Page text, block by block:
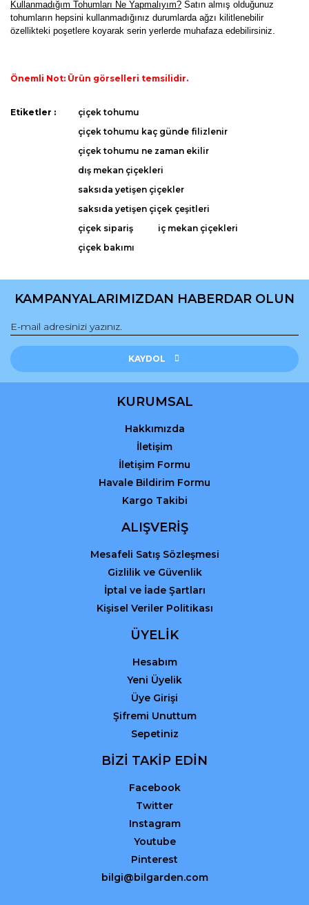
Kullanmadığım Tohumları Ne Yapmalıyım? Satın almış olduğunuz
tohumların hepsini kullanmadığınız durumlarda ağzı kilitlenebilir
özellikteki poşetlere koyarak serin yerlerde muhafaza edebilirsiniz.
Önemli Not: Ürün görselleri temsilidir.
Bu ürüne ilk yorumu siz yapın!
Yorum Yaz
Bu ürünün fiyat bilgisi, resim, ürün açıklamalarında ve diğer
kullanarak tarafımıza iletebilirsiniz.
Görüş ve önerileriniz için teşekkür ederiz.
Ürün resmi kalitesiz, bozuk veya görüntülenemiyor.
Ürün açıklamasında eksik bilgiler bulunuyor.
Ürün bilgilerinde hatalar bulunuyor.
Ürün fiyatı diğer sitelerden daha pahalı.
Etiketler :
çiçek tohumu
çiçek tohumu kaç günde filizlenir
çiçek tohumu ne zaman ekilir
dış mekan çiçekleri
saksıda yetişen çiçekler
saksıda yetişen çiçek çeşitleri
çiçek sipariş
iç mekan çiçekleri
çiçek bakımı
KAMPANYALARIMIZDAN HABERDAR OLUN
KAYDOL
KURUMSAL
Hakkımızda
İletişim
İletişim Formu
Havale Bildirim Formu
Kargo Takibi
ALIŞVERİŞ
Mesafeli Satış Sözleşmesi
Gizlilik ve Güvenlik
İptal ve İade Şartları
Kişisel Veriler Politikası
ÜYELİK
Hesabım
Yeni Üyelik
Üye Girişi
Şifremi Unuttum
Sepetiniz
BİZİ TAKİP EDİN
Facebook
Twitter
Instagram
Youtube
Pinterest
bilgi@bilgarden.com